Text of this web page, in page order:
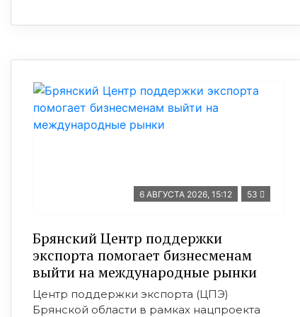
6 АВГУСТА 2026, 15:12 53
Брянский Центр поддержки
экспорта помогает бизнесменам
выйти на международные рынки
Центр поддержки экспорта (ЦПЭ)
Брянской области в рамках нацпроекта